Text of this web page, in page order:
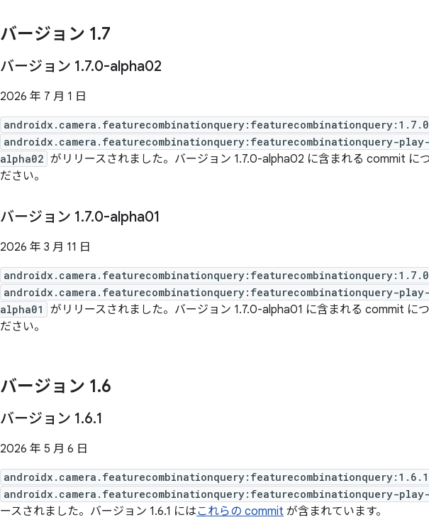
バージョン 1.7
バージョン 1.7.0-alpha02
2026 年 7 月 1 日
androidx.camera.featurecombinationquery:featurecombinationquery-
alpha02 がリリースされました。バージョン 1.7.0-alpha02 に含まれる commit につ
ださい。
バージョン 1.7.0-alpha01
2026 年 3 月 11 日
androidx.camera.featurecombinationquery:featurecombinationquery-
alpha01
がリリースされました。バージョン 1.7.0-alpha01 に含まれる commit につ
ださい。
バージョン 1.6
バージョン 1.6.1
2026 年 5 月 6 日
androidx.camera.featurecombinationquery:featurecombinationquery:1.6.1
androidx.camera.featurecombinationquery:featurecombinationquery-
ースされました。バージョン 1.6.1 にはこれらの commit が含まれています。